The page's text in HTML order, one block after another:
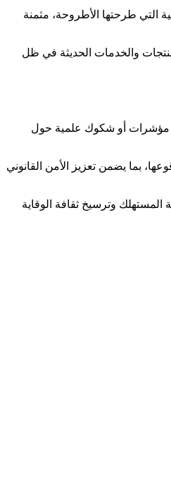
التي طرحتها الأطروحة، مثمنة
والخدمات الحديثة في ظل
مؤشرات أو شكوك علمية حول
بما يضمن تعزيز الأمن القانوني
وترسيخ ثقافة الوقاية